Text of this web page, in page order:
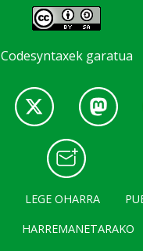
Codesyntaxek garatua
LEGE OHARRA
HARREMANETARAKO